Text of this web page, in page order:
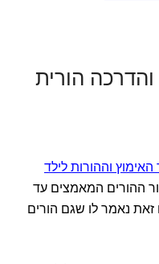
והדרכה הורית
וההורות לילד
ההורים המאמצים עד
נאמר לו שגם הורים